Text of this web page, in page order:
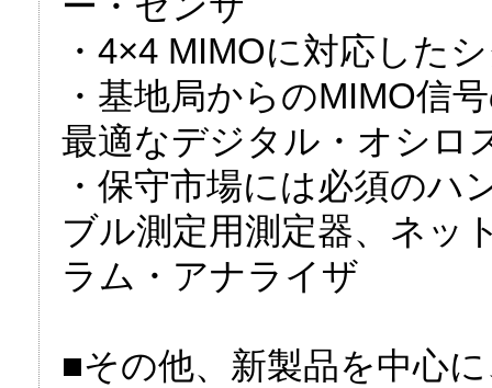
・4×4 MIMOに対応した
・基地局からのMIMO信
最適なデジタル・オシロ
・保守市場には必須のハ
ブル測定用測定器、ネッ
ラム・アナライザ
■その他、新製品を中心